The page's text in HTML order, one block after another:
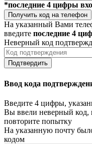
*последние 4 цифры
Получить код на телефон
На указанный Вами
введите последние 4
Неверный код
Подтвердить
Ввод кода
Введите 4 цифры,
Вы ввели неверный код,
повторите попытку
На указанную почту
кодом